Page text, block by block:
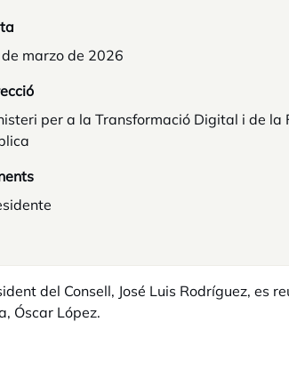
marzo de 2026
per a la Transformació Digital i de la
del Consell, José Luis Rodríguez, es
Óscar López.